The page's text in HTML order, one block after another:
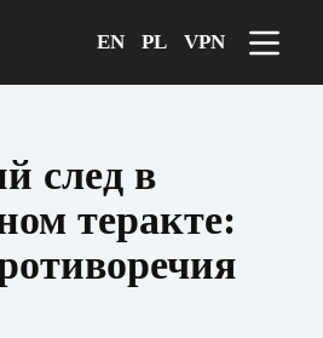
EN PL VPN
след в
теракте: